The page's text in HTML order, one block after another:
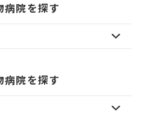
病院を探す
病院を探す